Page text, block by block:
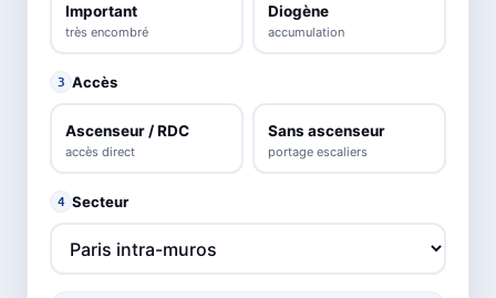
Important
très encombré
Diogène
accumulation
3 Accès
Ascenseur / RDC
accès direct
Sans ascenseur
portage escaliers
4 Secteur